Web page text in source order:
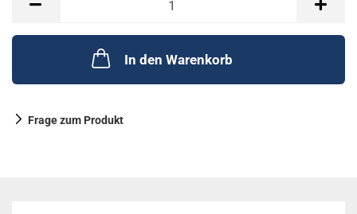
In den Warenkorb
Frage zum Produkt